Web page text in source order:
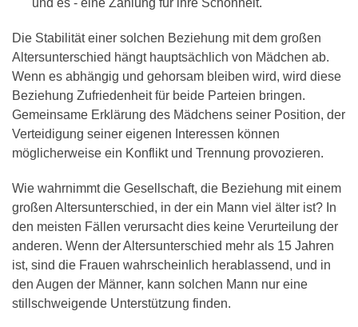
und es - eine Zahlung für ihre Schönheit.
Die Stabilität einer solchen Beziehung mit dem großen
Altersunterschied hängt hauptsächlich von Mädchen ab.
Wenn es abhängig und gehorsam bleiben wird, wird diese
Beziehung Zufriedenheit für beide Parteien bringen.
Gemeinsame Erklärung des Mädchens seiner Position, der
Verteidigung seiner eigenen Interessen können
möglicherweise ein Konflikt und Trennung provozieren.
Wie wahrnimmt die Gesellschaft, die Beziehung mit einem
großen Altersunterschied, in der ein Mann viel älter ist? In
den meisten Fällen verursacht dies keine Verurteilung der
anderen. Wenn der Altersunterschied mehr als 15 Jahren
ist, sind die Frauen wahrscheinlich herablassend, und in
den Augen der Männer, kann solchen Mann nur eine
stillschweigende Unterstützung finden.